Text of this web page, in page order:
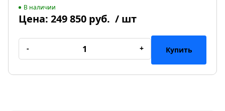
В наличии
Цена: 249 850 руб. / шт
- + Купить